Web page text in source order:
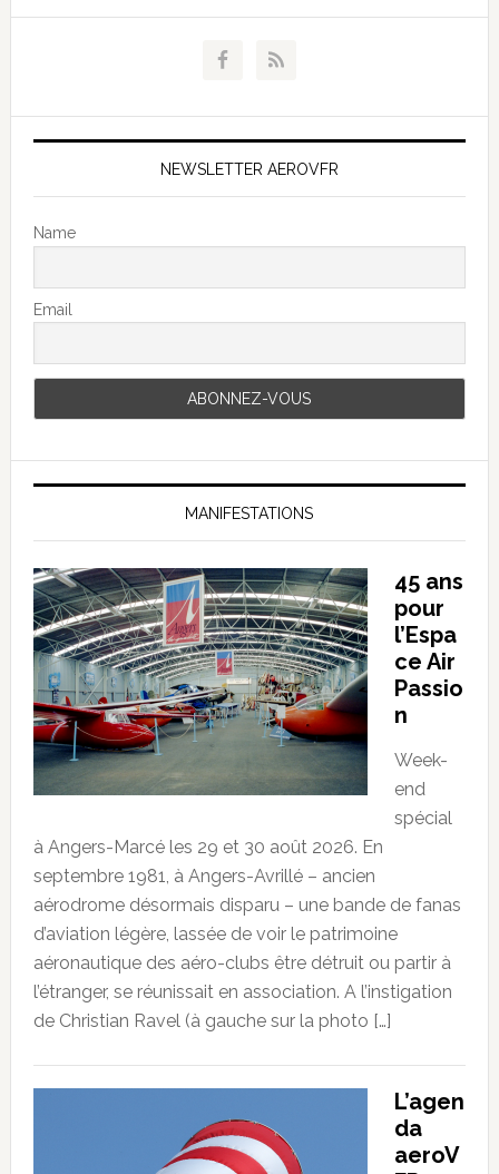
NEWSLETTER AEROVFR
Name
Email
MANIFESTATIONS
45 ans
pour
l’Espa
ce Air
Passio
n
Week-
end
spécial
à Angers-Marcé les 29 et 30 août 2026. En
septembre 1981, à Angers-Avrillé – ancien
aérodrome désormais disparu – une bande de fanas
d’aviation légère, lassée de voir le patrimoine
aéronautique des aéro-clubs être détruit ou partir à
l’étranger, se réunissait en association. A l’instigation
de Christian Ravel (à gauche sur la photo […]
L’agen
da
aeroV